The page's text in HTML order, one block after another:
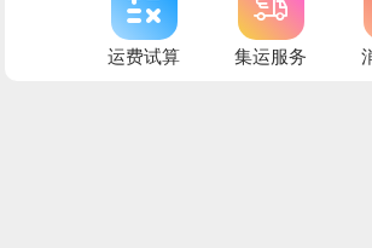
运费试算 集运服务